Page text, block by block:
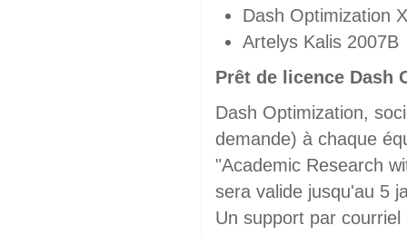
Dash Optimization
Artelys Kalis 2007B
Prêt de licence Dash
Dash Optimization,
demande) à chaque
"Academic Research
sera valide jusqu'au 5
Un support par